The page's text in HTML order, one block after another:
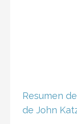
Resumen
de John